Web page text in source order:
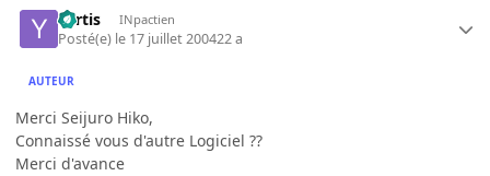
Yartis INpactien
Posté(e) le 17 juillet 200422 a
AUTEUR
Merci Seijuro Hiko,
Connaissé vous d'autre Logiciel ??
Merci d'avance